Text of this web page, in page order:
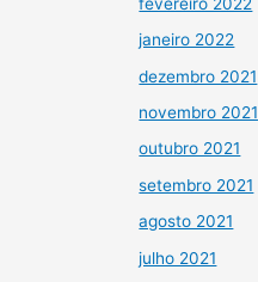
janeiro 2022
dezembro 2021
novembro 2021
outubro 2021
setembro 2021
agosto 2021
julho 2021